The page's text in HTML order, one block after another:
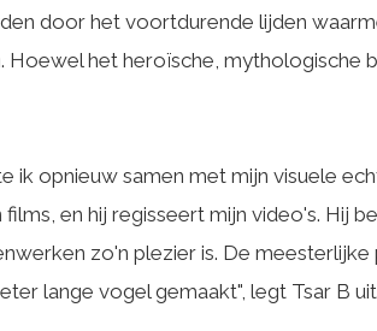
door het voortdurende lijden
Hoewel het heroïsche, mythologische
ik opnieuw samen met mijn visuele
en hij regisseert mijn video's. Hij
zo'n plezier is. De
lange vogel gemaakt", legt Tsar B